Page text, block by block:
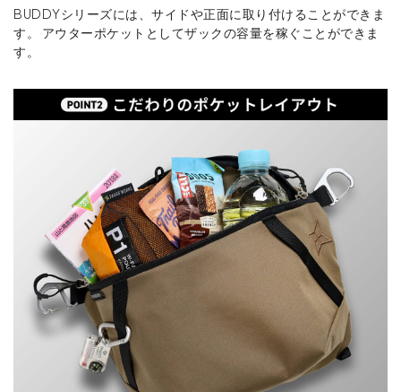
BUDDYシリーズには、サイドや正面に取り付けることができま
す。 アウターポケットとしてザックの容量を稼ぐことができま
す。